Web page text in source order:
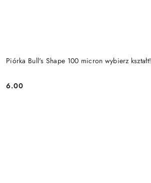
Piórka Bull's Shape 100 micron wybierz kształt!
Cena:
6.00